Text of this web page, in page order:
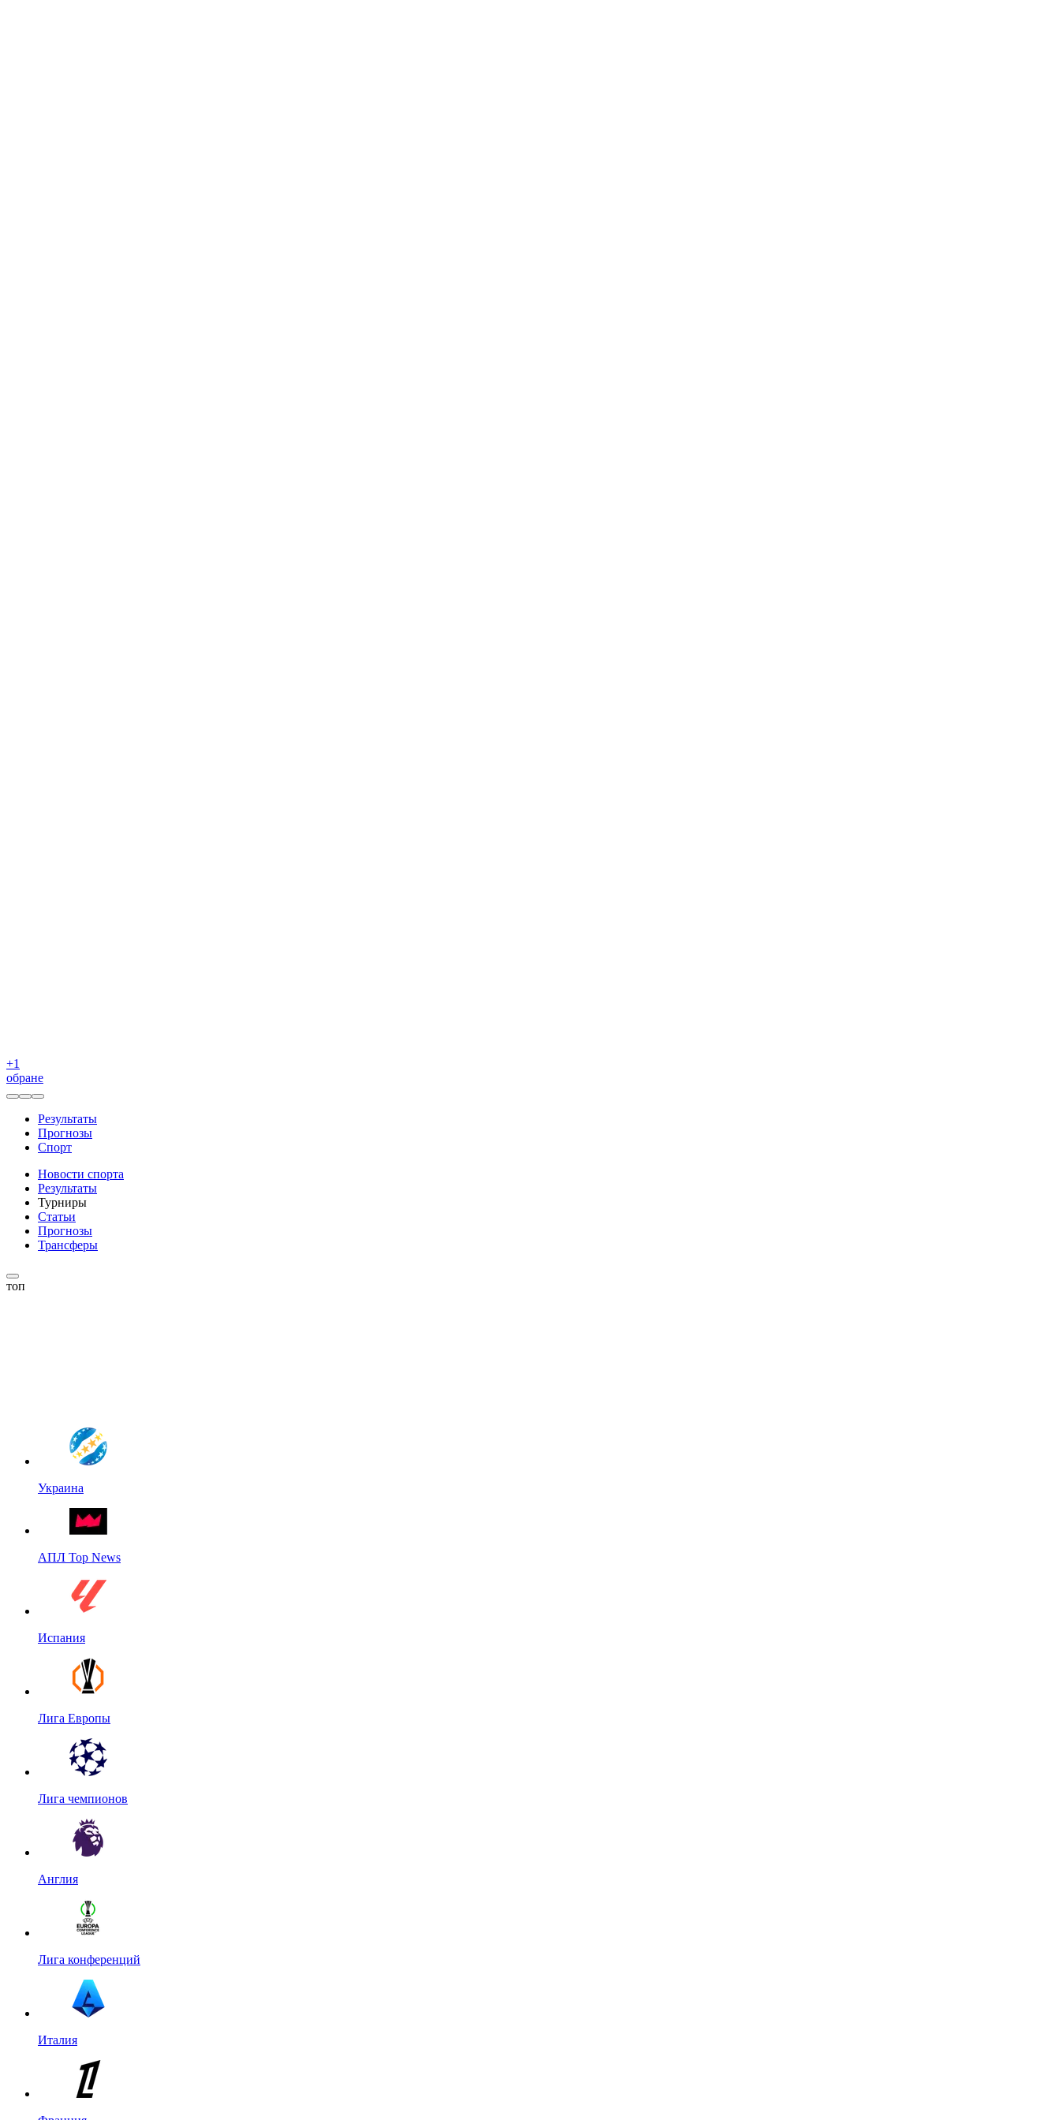
+1
обране
Результаты
Прогнозы
Спорт
Новости спорта
Результаты
Турниры
Статьи
Прогнозы
Трансферы
топ
Украина
АПЛ Top News
Испания
Лига Европы
Лига чемпионов
Англия
Лига конференций
Италия